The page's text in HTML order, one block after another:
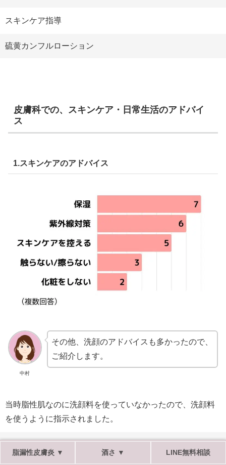
スキンケア指導
硫黄カンフルローション
皮膚科での、スキンケア・日常生活のアドバイ
ス
1.スキンケアのアドバイス
中村
その他、洗顔のアドバイスも多かったので、
ご紹介します。
当時脂性肌なのに洗顔料を使っていなかったので、洗顔料
を使うように指示されました。
当時は乾燥するのに皮脂が多い肌質だったため、洗顔をま
めに行うように言われました
脂漏性皮膚炎 ▼ 酒さ ▼ LINE無料相談